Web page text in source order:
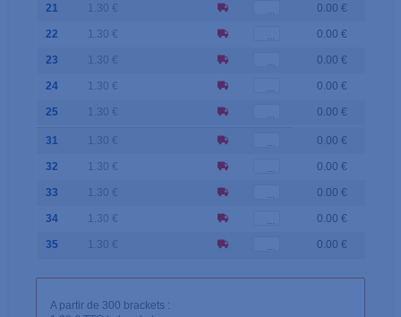
21 1.30 € 0.00 €
22 1.30 € 0.00 €
23 1.30 € 0.00 €
24 1.30 € 0.00 €
25 1.30 € 0.00 €
31 1.30 € 0.00 €
32 1.30 € 0.00 €
33 1.30 € 0.00 €
34 1.30 € 0.00 €
35 1.30 € 0.00 €
A partir de 300 brackets :